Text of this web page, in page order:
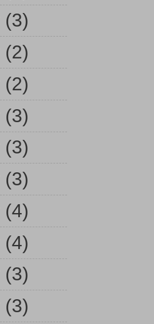
(3)
(2)
(2)
(3)
(3)
(3)
(4)
(4)
(3)
(3)